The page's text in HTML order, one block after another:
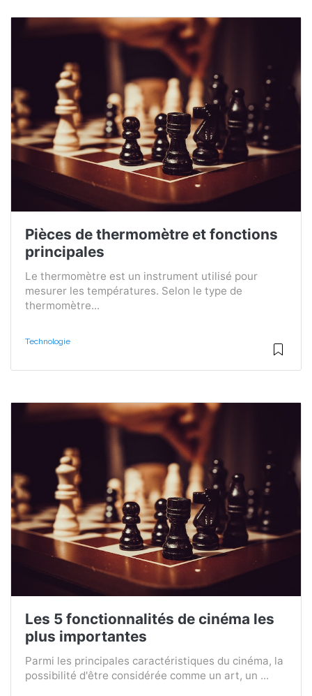
Pièces de thermomètre et fonctions
principales
Le thermomètre est un instrument utilisé pour
mesurer les températures. Selon le type de
thermomètre...
Technologie
Les 5 fonctionnalités de cinéma les
plus importantes
Parmi les principales caractéristiques du cinéma, la
possibilité d'être considérée comme un art, un ...